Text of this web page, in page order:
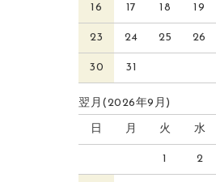
16 17 18 19
23 24 25 26
30 31
翌月(2026年9月)
日 月 火 水
1 2